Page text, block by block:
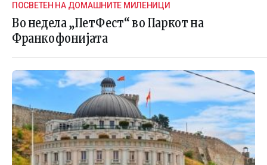
ПОСВЕТЕН НА ДОМАШНИТЕ МИЛЕНИЦИ
Во недела „ПетФест“ во Паркот на
Франкофонијата